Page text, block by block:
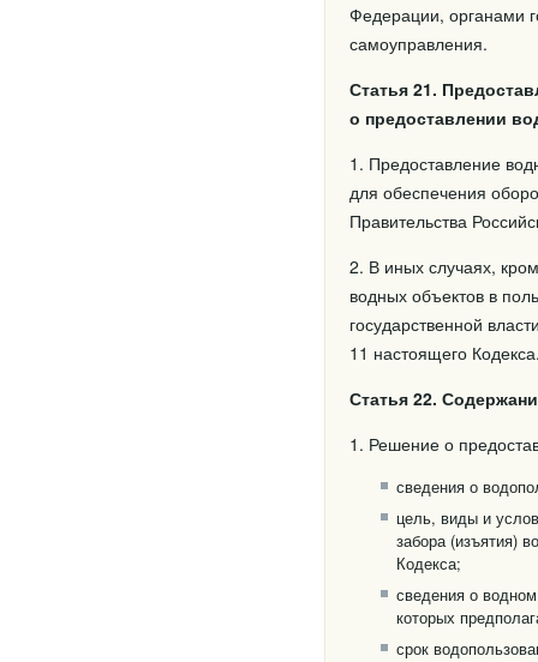
Федерации, органами
самоуправления.
Статья 21.
о предоставлении
1. Предоставление
для обеспечения
Правительства
2. В иных случаях,
водных объектов в
государственной
11 настоящего
Статья 22.
1. Решение о
сведения о
цель, виды и
забора (изъятия)
Кодекса;
сведения о
которых
срок